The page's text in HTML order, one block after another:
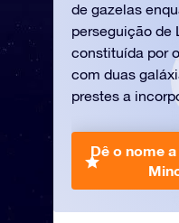
de gazelas
perseguição de
constituída por
com duas
prestes a
Dê o nome